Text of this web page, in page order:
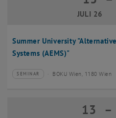
Summer University
Systems (AEMS)"
JULI 26
Veranstaltungstyp:
SEMINAR
Veranstaltungsort:BOKU Wien, 1180 Wien
13 13
–